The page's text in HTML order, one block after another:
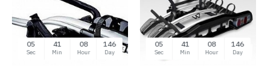
146
Day
08
Hour
41
Min
04
Sec
146
Day
08
Hour
41
Min
04
Sec